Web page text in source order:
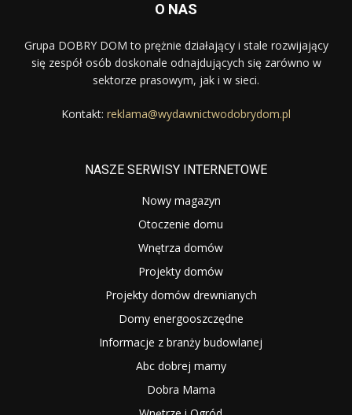
O NAS
Grupa DOBRY DOM to prężnie działający i stale rozwijający
się zespół osób doskonale odnajdujących się zarówno w
sektorze prasowym, jak i w sieci.
Kontakt: reklama@wydawnictwodobrydom.pl
NASZE SERWISY INTERNETOWE
Nowy magazyn
Otoczenie domu
Wnętrza domów
Projekty domów
Projekty domów drewnianych
Domy energooszczędne
Informacje z branży budowlanej
Abc dobrej mamy
Dobra Mama